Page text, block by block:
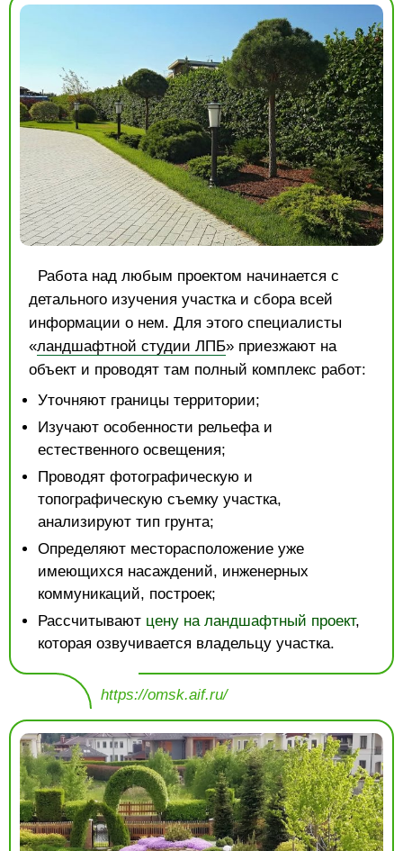
Работа над любым проектом начинается с
детального изучения участка и сбора всей
информации о нем. Для этого специалисты
«ландшафтной студии ЛПБ» приезжают на
объект и проводят там полный комплекс работ:
Уточняют границы территории;
Изучают особенности рельефа и
естественного освещения;
Проводят фотографическую и
топографическую съемку участка,
анализируют тип грунта;
Определяют месторасположение уже
имеющихся насаждений, инженерных
коммуникаций, построек;
Рассчитывают цену на ландшафтный проект,
которая озвучивается владельцу участка.
https://omsk.aif.ru/